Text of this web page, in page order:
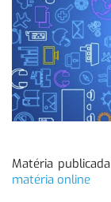
Matéria
matéria online